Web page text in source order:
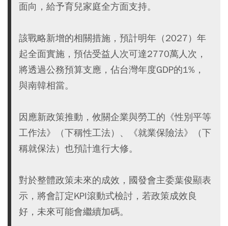
面向，給予育兒家庭全方面支持。
該戰略新增的相關措施，預計明年（2027）年
起全面實施，預估受益人次可達2770萬人次，
將透過公務預算支應，佔台灣年度GDP的1%，
與南韓相當。
因應新政策推動，攸關企業與勞工的《性別平等
工作法》（下稱性工法）、《就業保險法》（下
稱就保法）也預計進行大修。
對於整體政策未來的成效，國發會主委葉俊顯表
示，將會訂定KPI滾動式檢討，若政策成效良
好，未來可能會繼續加碼。